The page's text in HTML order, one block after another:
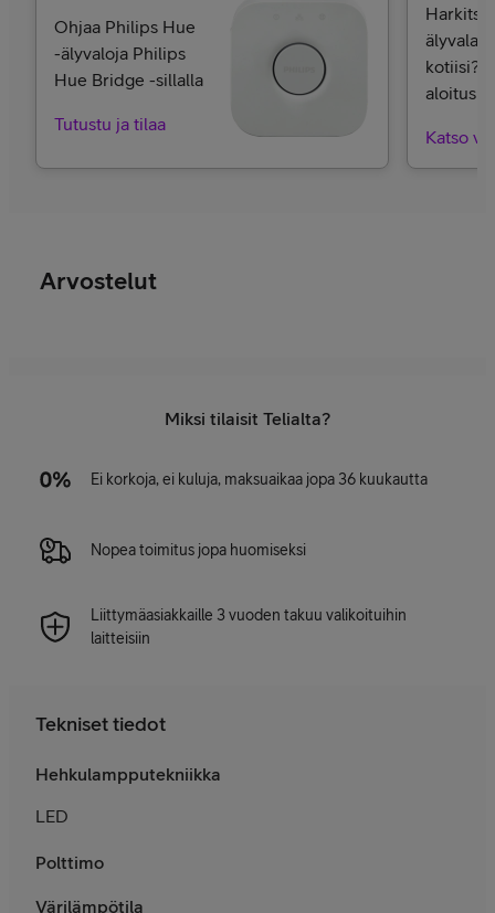
Ohjaa Philips Hue
-älyvaloja Philips
Hue Bridge -sillalla
Tutustu ja tilaa
kotiisi?
Katso
Arvostelut
Miksi tilaisit Telialta?
Ei korkoja, ei kuluja, maksuaikaa jopa 36 kuukautta
Nopea toimitus jopa huomiseksi
Liittymäasiakkaille 3 vuoden takuu valikoituihin
laitteisiin
Tekniset tiedot
Hehkulampputekniikka
LED
Polttimo
Värilämpötila